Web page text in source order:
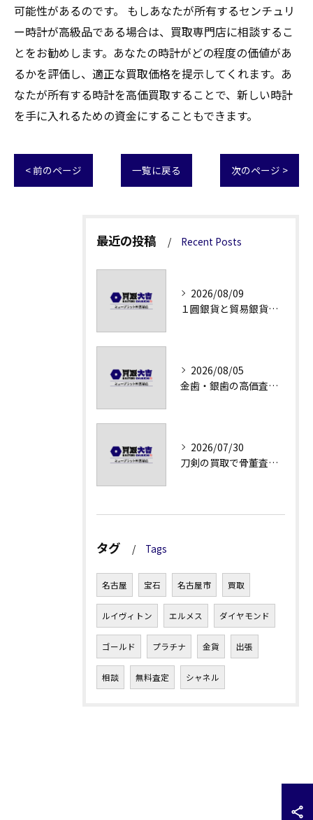
可能性があるのです。 もしあなたが所有するセンチュリ
ー時計が高級品である場合は、買取専門店に相談するこ
とをお勧めします。あなたの時計がどの程度の価値があ
るかを評価し、適正な買取価格を提示してくれます。あ
なたが所有する時計を高価買取することで、新しい時計
を手に入れるための資金にすることもできます。
< 前のページ 一覧に戻る 次のページ >
最近の投稿 Recent Posts
2026/08/09
１圓銀貨と貿易銀貨の買取価格解説
2026/08/05
金歯・銀歯の高価査定法徹底解説
2026/07/30
刀剣の買取で骨董査定の注意点
タグ Tags
名古屋 宝石 名古屋市 買取
ルイヴィトン エルメス ダイヤモンド
ゴールド プラチナ 金貨 出張
相談 無料査定 シャネル